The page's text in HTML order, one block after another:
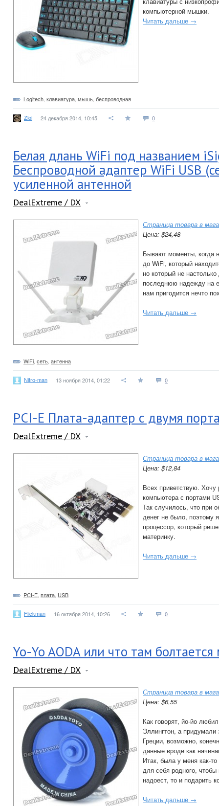
компьютерной мышки.
Читать дальше →
Logitech клавиатура мышь беспроводная
Zloi 24 декабря 2014, 10:45 0
Белая длань WiFi под названием
Беспроводной адаптер WiFi USB
усиленной антенной
DealExtreme / DX
Страница товара в
Цена: $24,48
Бывают моменты, когда
до WiFi, который
но который не
последнюю надежду на
нам пригодится нечто
Читать дальше →
WiFi сеть антенна
Nitro-man 13 ноября 2014, 01:22 0
PCI-E Плата-адаптер с двумя
DealExtreme / DX
Страница товара в
Цена: $12,84
Всех приветствую. Хочу
компьютера с портами
Так случилось, что при
денег не было, поэтому
процессор, который
материнку.
Читать дальше →
PCI-E плата USB
Flickman 16 октября 2014, 10:26 0
Yo-Yo AODA или что там
DealExtreme / DX
Страница товара в
Цена: $6,55
Как говорят, йо-йо
Эллингтон, а
Греции, возможно,
данные вроде как
Итак, была у меня как-
для себя родного, чтобы
надоест, то и подарить
Читать дальше →